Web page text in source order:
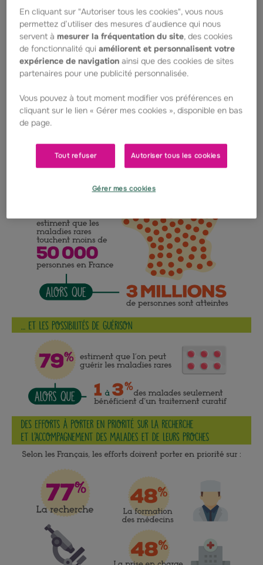
En cliquant sur "Autoriser tous les cookies", vous nous
permettez d’utiliser des mesures d’audience qui nous
servent àmesurer la fréquentation du site, des cookies
de fonctionnalité quiaméliorent et personnalisent votre
expérience de navigation ainsi que des cookies de sites
partenaires pour une publicité personnalisée.
Vous pouvez à tout moment modifier vos préférences en
cliquant sur le lien « Gérer mes cookies », disponible en bas
de page.
Tout refuser Autoriser tous les cookies
Gérer mes cookies